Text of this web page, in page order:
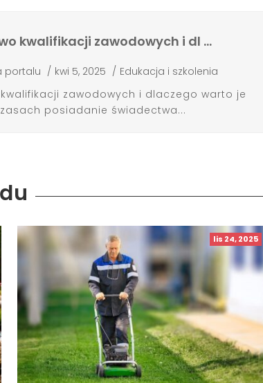
kwalifikacji zawodowych i dl …
portalu / kwi 5, 2025 / Edukacja i szkolenia
zawodowych i dlaczego warto je
posiadanie świadectwa...
lis 24, 2025